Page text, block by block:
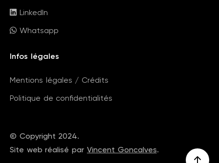
LinkedIn
Whatsapp
Infos légales
Mentions légales / Crédits
Politique de confidentialités
© Copyright 2024.
Site web réalisé par Vincent Goncalves.